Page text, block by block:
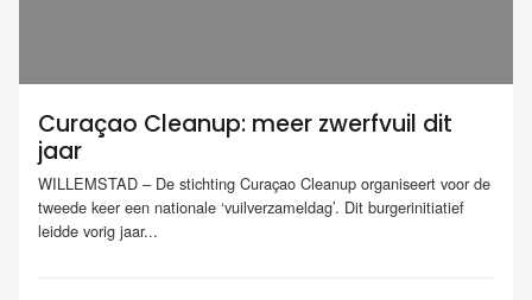
Curaçao Cleanup: meer zwerfvuil dit
jaar
WILLEMSTAD – De stichting Curaçao Cleanup organiseert voor de
tweede keer een nationale ‘vuilverzameldag’. Dit burgerinitiatief
leidde vorig jaar...